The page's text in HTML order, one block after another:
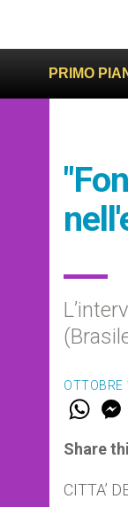
PRIMO
più sano e
W
t
s
p
p
Share
CITTA’